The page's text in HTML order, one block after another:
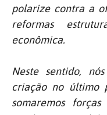
polarize contra a
reformas
econômica.
Neste sentido,
criação no último
somaremos